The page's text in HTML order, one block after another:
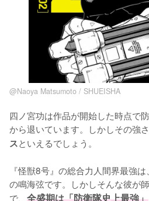
@Naoya Matsumoto / SHUEISHA
四ノ宮功は作品が開始した時点で
から退いています。しかしその強さ
スといえるでしょう。
『怪獣8号』の総合力人間界最強
の鳴海弦です。しかしそんな彼が
で、 全盛期は「防衛隊史上最強」